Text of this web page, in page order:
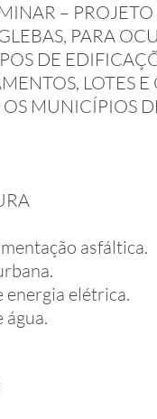
–
PARA
DE
LOTES E
MUNICÍPIOS
asfáltica.
energia elétrica.
água.